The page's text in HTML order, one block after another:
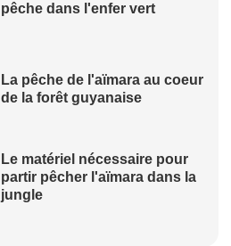
pêche dans l'enfer vert
La pêche de l'aïmara au coeur
de la forêt guyanaise
Le matériel nécessaire pour
partir pêcher l'aïmara dans la
jungle